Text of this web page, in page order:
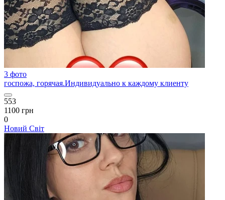
3 фото
госпожа, горячая.Индивидуально к каждому клиенту
553
1100 грн
0
Новий Світ